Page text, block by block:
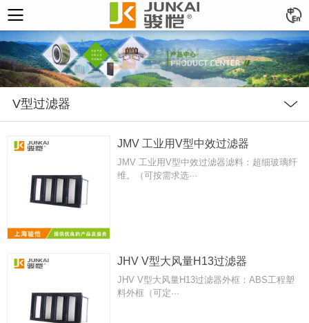
V型过滤器
JMV 工业用V型中效过滤器
JMV 工业用V型中效过滤器滤料：超细玻璃纤
维。（可按需求选···
JHV V型大风量H13过滤器
JHV V型大风量H13过滤器外框：ABS工程塑
料外框（可定···